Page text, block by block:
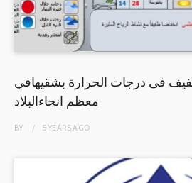
فى درجات الحرارة بشقيهافي
معظم انحاءالبلاد
BY 5 YEARSAGO